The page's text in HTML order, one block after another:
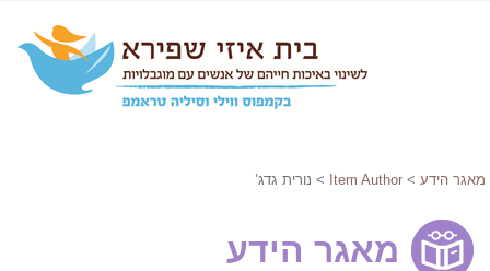
מאגר הידע >
Item Author > נורית גדג’
מאגר הידע